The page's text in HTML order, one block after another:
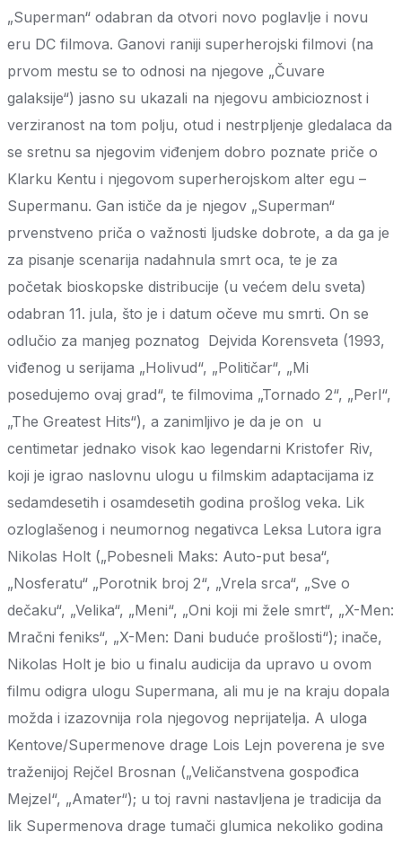
„Superman“ odabran da otvori novo poglavlje i novu
eru DC filmova. Ganovi raniji superherojski filmovi (na
prvom mestu se to odnosi na njegove „Čuvare
galaksije“) jasno su ukazali na njegovu ambicioznost i
verziranost na tom polju, otud i nestrpljenje gledalaca da
se sretnu sa njegovim viđenjem dobro poznate priče o
Klarku Kentu i njegovom superherojskom alter egu –
Supermanu. Gan ističe da je njegov „Superman“
prvenstveno priča o važnosti ljudske dobrote, a da ga je
za pisanje scenarija nadahnula smrt oca, te je za
početak bioskopske distribucije (u većem delu sveta)
odabran 11. jula, što je i datum očeve mu smrti. On se
odlučio za manjeg poznatog Dejvida Korensveta (1993,
viđenog u serijama „Holivud“, „Političar“, „Mi
posedujemo ovaj grad“, te filmovima „Tornado 2“, „Perl“,
„The Greatest Hits“), a zanimljivo je da je on u
centimetar jednako visok kao legendarni Kristofer Riv,
koji je igrao naslovnu ulogu u filmskim adaptacijama iz
sedamdesetih i osamdesetih godina prošlog veka. Lik
ozloglašenog i neumornog negativca Leksa Lutora igra
Nikolas Holt („Pobesneli Maks: Auto-put besa“,
„Nosferatu“ „Porotnik broj 2“, „Vrela srca“, „Sve o
dečaku“, „Velika“, „Meni“, „Oni koji mi žele smrt“, „X-Men:
Mračni feniks“, „X-Men: Dani buduće prošlosti“); inače,
Nikolas Holt je bio u finalu audicija da upravo u ovom
filmu odigra ulogu Supermana, ali mu je na kraju dopala
možda i izazovnija rola njegovog neprijatelja. A uloga
Kentove/Supermenove drage Lois Lejn poverena je sve
traženijoj Rejčel Brosnan („Veličanstvena gospođica
Mejzel“, „Amater“); u toj ravni nastavljena je tradicija da
lik Supermenova drage tumači glumica nekoliko godina